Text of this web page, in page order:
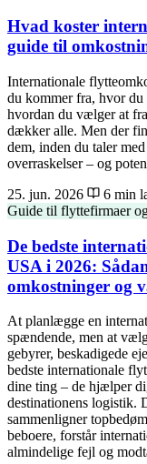
Hvad koster
guide til
Internationale
du kommer fra, hvor du
hvordan du vælger at
dækker alle. Men der
dem, inden du taler
overraskelser – og
25. jun. 2026
6 min
Guide til flyttefirmaer
De bedste
USA i 2026:
omkostninger og
At planlægge en
spændende, men at
gebyrer, beskadigede
bedste internationale
dine ting – de hjælper
destinationens logistik.
sammenligner
beboere, forstår
almindelige fejl og